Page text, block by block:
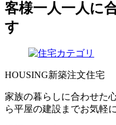
客様一人一人に
す
HOUSING新築注文住宅
家族の暮らしに合わせた
ら平屋の建設までお気軽